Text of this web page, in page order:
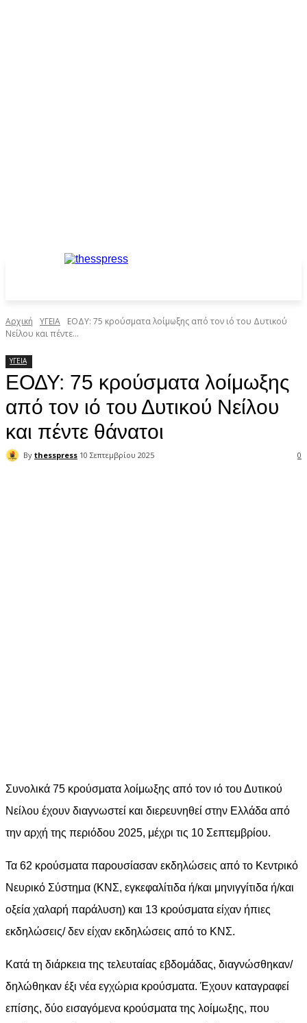
Αρχική ΥΓΕΙΑ
ΕΟΔΥ: 75 κρούσματα λοίμωξης από τον ιό του Δυτικού
Νείλου και πέντε...
ΥΓΕΙΑ
ΕΟΔΥ: 75 κρούσματα λοίμωξης
από τον ιό του Δυτικού Νείλου
και πέντε θάνατοι
By thesspress 10 Σεπτεμβρίου 2025 0
Συνολικά 75 κρούσματα λοίμωξης από τον ιό του Δυτικού
Νείλου έχουν διαγνωστεί και διερευνηθεί στην Ελλάδα από
την αρχή της περιόδου 2025, μέχρι τις 10 Σεπτεμβρίου.
Τα 62 κρούσματα παρουσίασαν εκδηλώσεις από το Κεντρικό
Νευρικό Σύστημα (ΚΝΣ, εγκεφαλίτιδα ή/και μηνιγγίτιδα ή/και
οξεία χαλαρή παράλυση) και 13 κρούσματα είχαν ήπιες
εκδηλώσεις/ δεν είχαν εκδηλώσεις από το ΚΝΣ.
Κατά τη διάρκεια της τελευταίας εβδομάδας, διαγνώσθηκαν/
δηλώθηκαν έξι νέα εγχώρια κρούσματα. Έχουν καταγραφεί
επίσης, δύο εισαγόμενα κρούσματα της λοίμωξης, που